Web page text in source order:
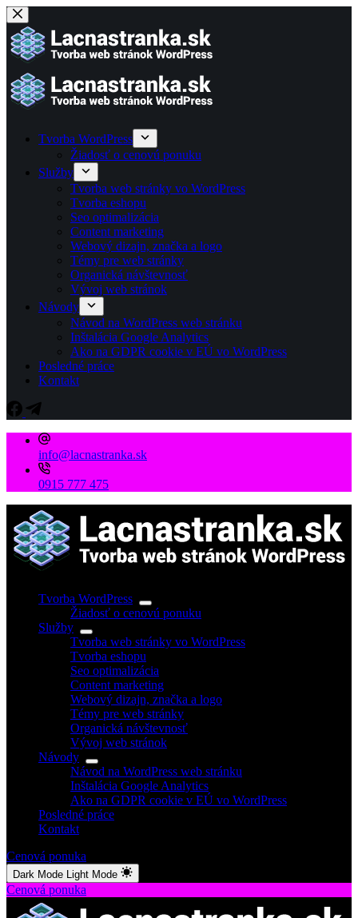
Skip
to
content
Tvorba WordPress
Žiadosť o cenovú ponuku
Služby
Tvorba web stránky vo WordPress
Tvorba eshopu
Seo optimalizácia
Content marketing
Webový dizajn, značka a logo
Témy pre web stránky
Organická návštevnosť
Vývoj web stránok
Návody
Návod na WordPress web stránku
Inštalácia Google Analytics
Ako na GDPR cookie v EÚ vo WordPress
Posledné práce
Kontakt
info@lacnastranka.sk
0915 777 475
Tvorba WordPress
Žiadosť o cenovú ponuku
Služby
Tvorba web stránky vo WordPress
Tvorba eshopu
Seo optimalizácia
Content marketing
Webový dizajn, značka a logo
Témy pre web stránky
Organická návštevnosť
Vývoj web stránok
Návody
Návod na WordPress web stránku
Inštalácia Google Analytics
Ako na GDPR cookie v EÚ vo WordPress
Posledné práce
Kontakt
Cenová ponuka
Dark Mode Light Mode
Cenová ponuka